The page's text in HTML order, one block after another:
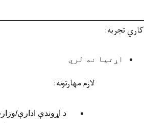
کاري تجربه:
اړتیا نه لري
لازم مهارتونه:
د اړوندې ادارې/